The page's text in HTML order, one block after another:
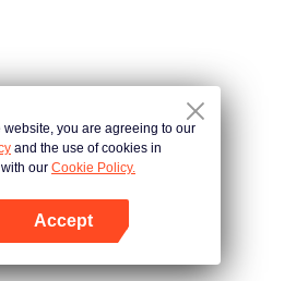
website, you are agreeing to our
and the use of cookies in
our Cookie Policy.
Accept